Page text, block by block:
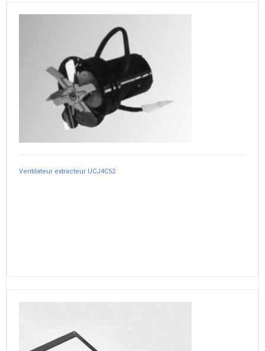
Ventilateur extracteur UCJ4C52